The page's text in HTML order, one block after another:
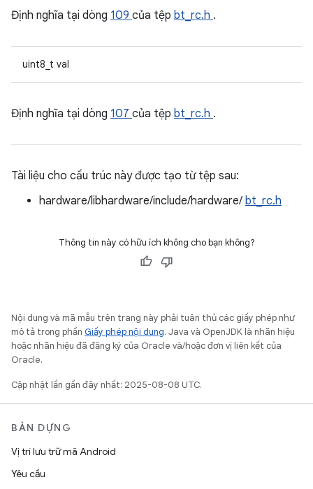
Định nghĩa tại dòng 109 của tệp bt_rc.h .
uint8_t val
Định nghĩa tại dòng 107 của tệp bt_rc.h .
Tài liệu cho cấu trúc này được tạo từ tệp sau:
hardware/libhardware/include/hardware/ bt_rc.h
Thông tin này có hữu ích không cho bạn không?
Nội dung và mã mẫu trên trang này phải tuân thủ các giấy phép như
mô tả trong phần Giấy phép nội dung. Java và OpenJDK là nhãn hiệu
hoặc nhãn hiệu đã đăng ký của Oracle và/hoặc đơn vị liên kết của
Oracle.
Cập nhật lần gần đây nhất: 2025-08-08 UTC.
BẢN DỰNG
Vị trí lưu trữ mã Android
Yêu cầu